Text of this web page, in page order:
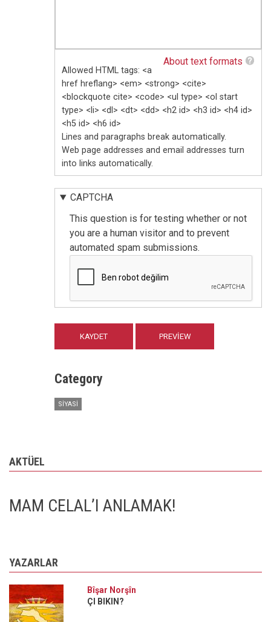
About text formats
Allowed HTML tags: <a
href hreflang> <em> <strong> <cite>
<blockquote cite> <code> <ul type> <ol start
type> <li> <dl> <dt> <dd> <h2 id> <h3 id> <h4 id>
<h5 id> <h6 id>
Lines and paragraphs break automatically.
Web page addresses and email addresses turn
into links automatically.
CAPTCHA
This question is for testing whether or not
you are a human visitor and to prevent
automated spam submissions.
Category
SIYASI
AKTÜEL
MAM CELAL’I ANLAMAK!
YAZARLAR
Bîşar Norşîn
ÇI BIKIN?